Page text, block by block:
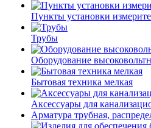
Пункты установки
Трубы
Оборудование
Бытовая техника мелкая
Аксессуары для
Арматура трубная,